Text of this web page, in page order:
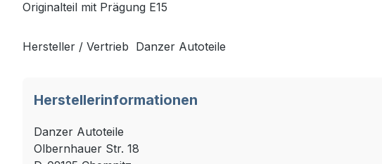
Originalteil mit Prägung E15
Hersteller / Vertrieb Danzer Autoteile
Herstellerinformationen
Danzer Autoteile
Olbernhauer Str. 18